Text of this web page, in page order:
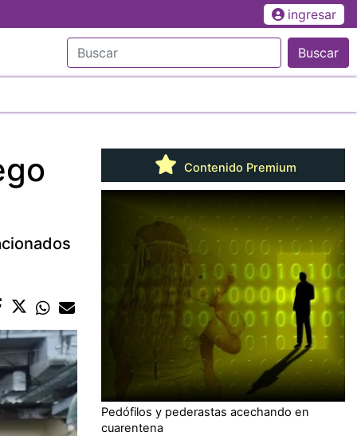
ingresar
Buscar
Contenido Premium
Pedófilos y pederastas acechando en
cuarentena